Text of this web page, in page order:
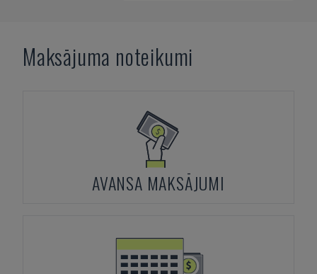
Maksājuma noteikumi
AVANSA MAKSĀJUMI